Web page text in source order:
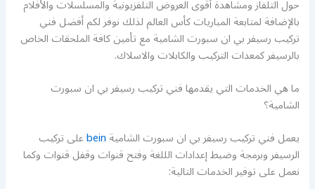
حول التلفاز ومشاهدة أقوى العروض التلفزيونية والمسلسلات والأفلام
بالإضافة لمتابعة المباريات كأس العالم لذلك نوفر لكم أفضل فني
تركيب رسيفر بي ان سبورت الشامية مع تأمين كافة الملحقات الخاص
بالرسيفر كمعدات التركيب والكابلات والاسلاك.
ما هي الخدمات التي يقدمها فني تركيب رسيفر بي ان سبورت
الشامية؟
يعمل فني تركيب رسيفر بي ان سبورت الشاميةbeinعلى تركيب
الرسيفر وبرمجة وضبط إعدادات الللغة وفتح قنوات وقفل قنوات وكما
نعمل على توفير الخدمات التالية: